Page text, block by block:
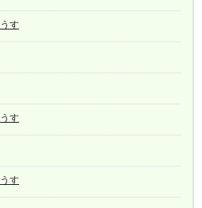
す
す
す